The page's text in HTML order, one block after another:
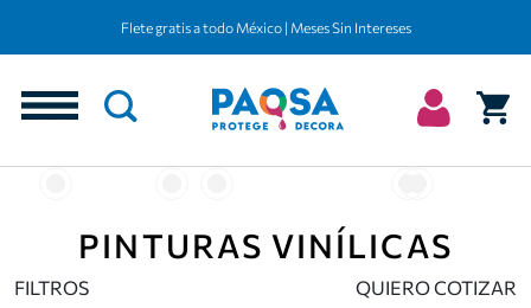
Flete gratis a todo México | Meses Sin Intereses
PINTURAS VINÍLICAS
FILTROS QUIERO COTIZAR